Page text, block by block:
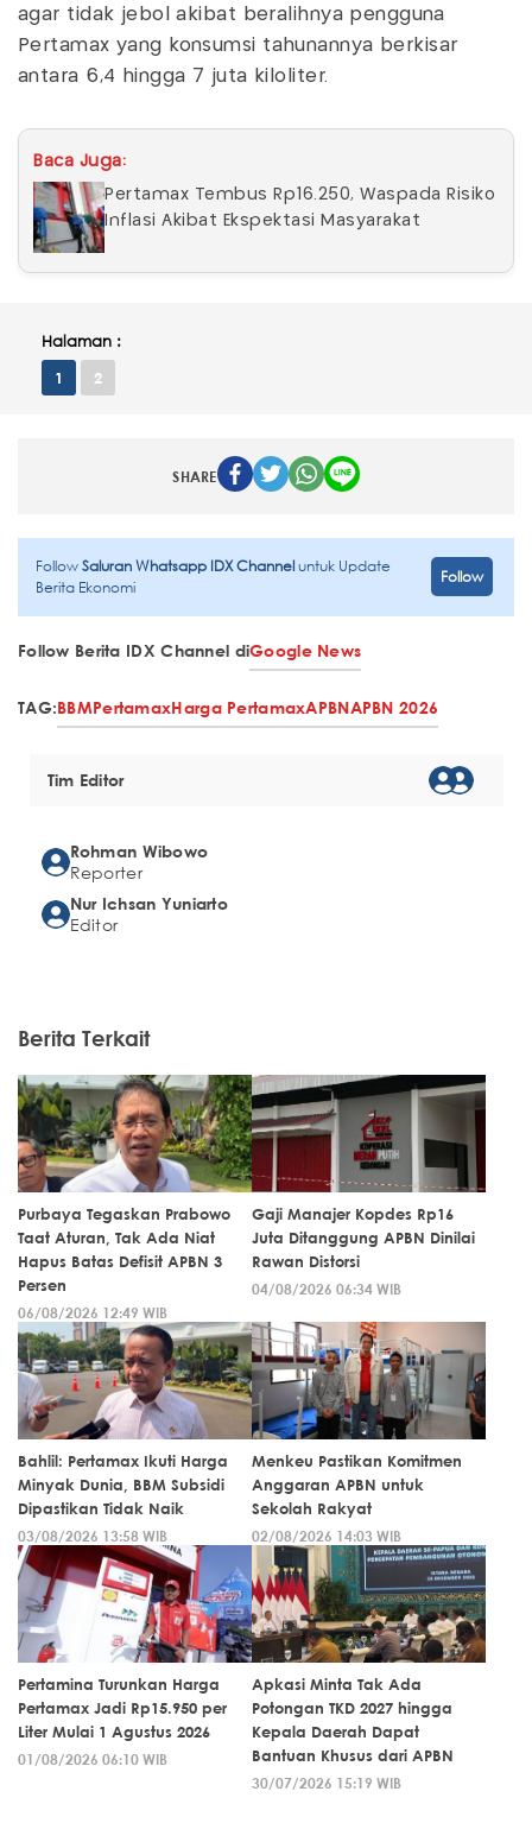
agar tidak jebol akibat beralihnya pengguna
Pertamax yang konsumsi tahunannya berkisar
antara 6,4 hingga 7 juta kiloliter.
Baca Juga:
Pertamax Tembus Rp16.250, Waspada Risiko
Inflasi Akibat Ekspektasi Masyarakat
Halaman :
1 2
SHARE
FollowSaluran Whatsapp IDX Channeluntuk Update
Berita Ekonomi
Follow
Follow Berita IDX Channel diGoogle News
TAG:BBMPertamaxHarga PertamaxAPBNAPBN 2026
Tim Editor
Rohman Wibowo
Reporter
Nur Ichsan Yuniarto
Editor
Berita Terkait
Purbaya Tegaskan Prabowo
Taat Aturan, Tak Ada Niat
Hapus Batas Defisit APBN 3
Persen
06/08/2026 12:49 WIB
Gaji Manajer Kopdes Rp16
Juta Ditanggung APBN Dinilai
Rawan Distorsi
04/08/2026 06:34 WIB
Bahlil: Pertamax Ikuti Harga
Minyak Dunia, BBM Subsidi
Dipastikan Tidak Naik
03/08/2026 13:58 WIB
Menkeu Pastikan Komitmen
Anggaran APBN untuk
Sekolah Rakyat
02/08/2026 14:03 WIB
Pertamina Turunkan Harga
Pertamax Jadi Rp15.950 per
Liter Mulai 1 Agustus 2026
01/08/2026 06:10 WIB
Apkasi Minta Tak Ada
Potongan TKD 2027 hingga
Kepala Daerah Dapat
Bantuan Khusus dari APBN
30/07/2026 15:19 WIB